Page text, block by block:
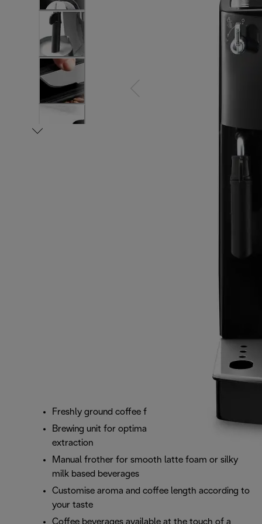
Freshly ground coffee from your favourite beans
Brewing unit for optimal infusion and coffee
extraction
Manual frother for smooth latte foam or silky
milk based beverages
Customise aroma and coffee length according to
your taste
Coffee beverages available at the touch of a